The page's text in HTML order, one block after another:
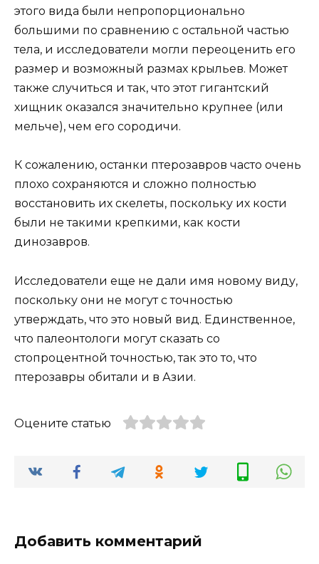
этого вида были непропорционально
большими по сравнению с остальной частью
тела, и исследователи могли переоценить его
размер и возможный размах крыльев. Может
также случиться и так, что этот гигантский
хищник оказался значительно крупнее (или
мельче), чем его сородичи.
К сожалению, останки птерозавров часто очень
плохо сохраняются и сложно полностью
восстановить их скелеты, поскольку их кости
были не такими крепкими, как кости
динозавров.
Исследователи еще не дали имя новому виду,
поскольку они не могут с точностью
утверждать, что это новый вид. Единственное,
что палеонтологи могут сказать со
стопроцентной точностью, так это то, что
птерозавры обитали и в Азии.
Оцените статью
Добавить комментарий